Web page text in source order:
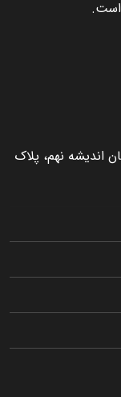
است.
اندیشه نهم، پلاک